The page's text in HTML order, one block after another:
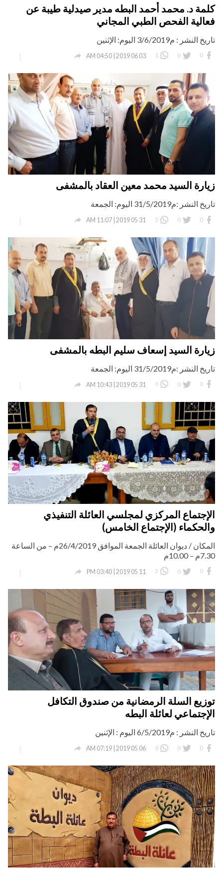
كلمة د. محمد أحمد البطه مدير صيدلية طيبة عن
فعالية الفحص الطبي المجاني
تاريخ النشر : م3/6/2019 اليوم: الإثنين
0
0
1
03 06 2019 | 04:50 AM

زيارة السيد محمد معين العقاد بالمشفى
تاريخ النشر :م31/5/2019 اليوم: الجمعة
0
0
2
31 05 2019 | 11:07 AM

زيارة السيد إسعاف سليم البطه بالمشفى
تاريخ النشر :م31/5/2019 اليوم: الجمعة
0
0
0
31 05 2019 | 10:43 AM

الإجتماع المركزي لمجلسي العائلة التنفيذي
والحكماء (الإجتماع الخامس)
المكان / ديوان العائلة الجمعة الموافق 26/4/2019م – من الساعة
7.30م – 10.00م
0
0
2
11 05 2019 | 03:40 PM

توزيع السلة الرمضانية من صندوق التكافل
الإجتماعي لعائلة البطه
تاريخ النشر : م6/5/2019 اليوم : الإثنين
0
0
0
06 05 2019 | 07:19 AM
